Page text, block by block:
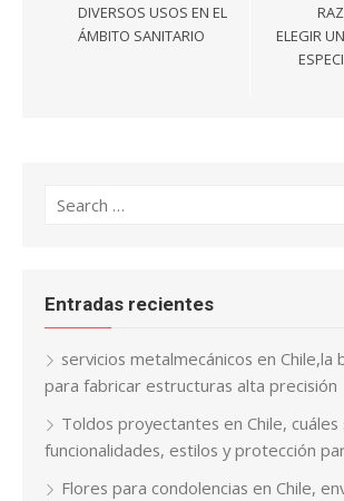
DIVERSOS USOS EN EL
ÁMBITO SANITARIO
ELEGIR
for:
Entradas recientes
servicios metalmecánicos en Chile,la
para fabricar estructuras alta precisión
Toldos proyectantes en Chile, cuáles
funcionalidades, estilos y protección
Flores para condolencias en Chile,